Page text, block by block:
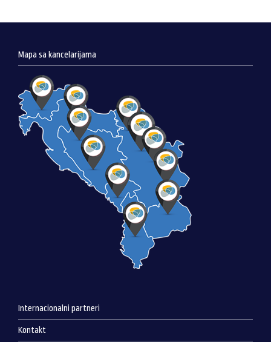
Mapa sa kancelarijama
Internacionalni partneri
Kontakt